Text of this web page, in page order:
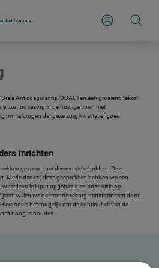
Inloggen
Anticoagulantia (DOAC) en een groeiend tekort
trombosezorg in de huidige vorm niet
om te borgen dat deze zorg kwalitatief goed
inrichten
gevoerd met diverse stakeholders. Deze
Mede dankzij deze gesprekken hebben we een
waardevolle input opgehaald en onze visie op
willen we de trombosezorg transformeren door
is het mogelijk om de continuiteit van de
hoog te houden.